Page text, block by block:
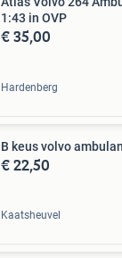
1:43 in OVP
€ 35,00
Hardenberg
B keus volvo
€ 22,50
Kaatsheuvel